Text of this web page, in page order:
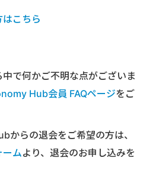
こちら
で何かご不明な点がございま
Hub会員 FAQページをご
らの退会をご希望の方は、
ームより、退会のお申し込みを